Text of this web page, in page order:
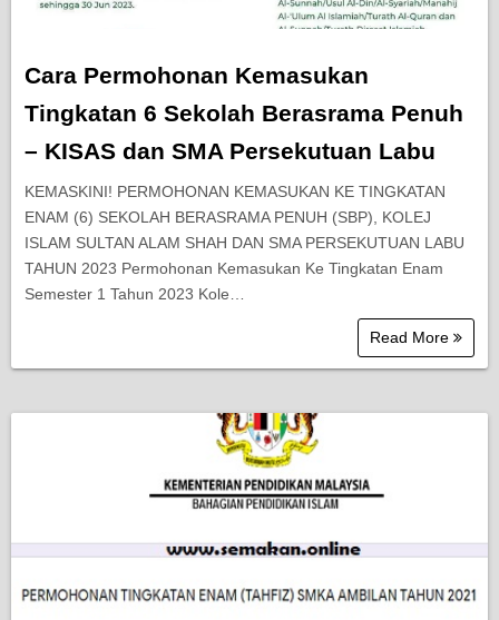
Cara Permohonan Kemasukan
Tingkatan 6 Sekolah Berasrama Penuh
– KISAS dan SMA Persekutuan Labu
KEMASKINI! PERMOHONAN KEMASUKAN KE TINGKATAN
ENAM (6) SEKOLAH BERASRAMA PENUH (SBP), KOLEJ
ISLAM SULTAN ALAM SHAH DAN SMA PERSEKUTUAN LABU
TAHUN 2023 Permohonan Kemasukan Ke Tingkatan Enam
Semester 1 Tahun 2023 Kole…
Read More